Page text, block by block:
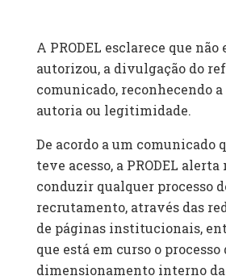
A PRODEL esclarece que
autorizou, a divulgação do
comunicado, reconhecendo
autoria ou legitimidade.
De acordo a um comunicado
teve acesso, a PRODEL alerta
conduzir qualquer processo
recrutamento, através das
de páginas institucionais,
que está em curso o processo
dimensionamento interno